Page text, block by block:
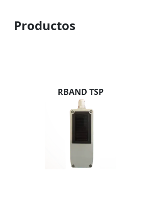
Productos
RBAND TSP